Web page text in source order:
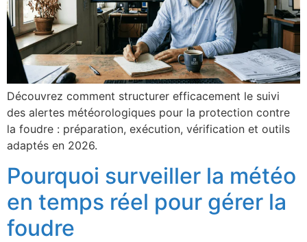
Découvrez comment structurer efficacement le suivi
des alertes météorologiques pour la protection contre
la foudre : préparation, exécution, vérification et outils
adaptés en 2026.
Pourquoi surveiller la météo
en temps réel pour gérer la
foudre